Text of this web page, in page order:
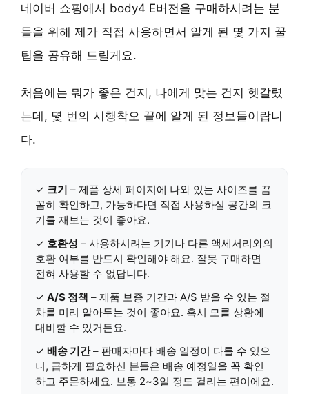
네이버 쇼핑에서 body4 E버전을 구매하시려는 분
들을 위해 제가 직접 사용하면서 알게 된 몇 가지 꿀
팁을 공유해 드릴게요.
처음에는 뭐가 좋은 건지, 나에게 맞는 건지 헷갈렸
는데, 몇 번의 시행착오 끝에 알게 된 정보들이랍니
다.
✓ 크기 – 제품 상세 페이지에 나와 있는 사이즈를 꼼
꼼히 확인하고, 가능하다면 직접 사용하실 공간의 크
기를 재보는 것이 좋아요.
✓ 호환성 – 사용하시려는 기기나 다른 액세서리와의
호환 여부를 반드시 확인해야 해요. 잘못 구매하면
전혀 사용할 수 없답니다.
✓ A/S 정책 – 제품 보증 기간과 A/S 받을 수 있는 절
차를 미리 알아두는 것이 좋아요. 혹시 모를 상황에
대비할 수 있거든요.
✓ 배송 기간– 판매자마다 배송 일정이 다를 수 있으
니, 급하게 필요하신 분들은 배송 예정일을 꼭 확인
하고 주문하세요. 보통 2~3일 정도 걸리는 편이에요.